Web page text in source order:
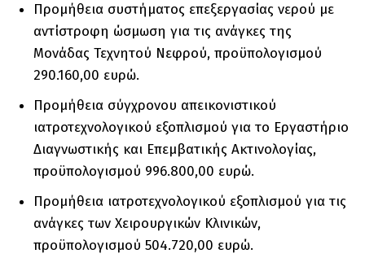
Προμήθεια συστήματος επεξεργασίας νερού με
αντίστροφη ώσμωση για τις ανάγκες της
Μονάδας Τεχνητού Νεφρού, προϋπολογισμού
290.160,00 ευρώ.
Προμήθεια σύγχρονου απεικονιστικού
ιατροτεχνολογικού εξοπλισμού για το Εργαστήριο
Διαγνωστικής και Επεμβατικής Ακτινολογίας,
προϋπολογισμού 996.800,00 ευρώ.
Προμήθεια ιατροτεχνολογικού εξοπλισμού για τις
ανάγκες των Χειρουργικών Κλινικών,
προϋπολογισμού 504.720,00 ευρώ.